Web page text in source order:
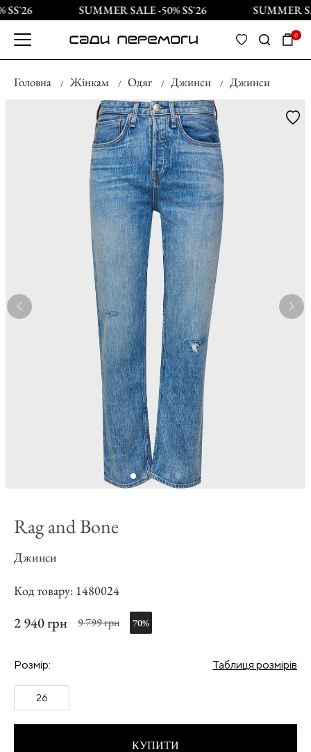
SUMMER SALE -50% SS`26 SUMMER
0
Головна Жінкам Одяг Джинси Джинси
Rag and Bone
Джинси
Код товару: 1480024
2 940 грн 9 799 грн 70%
Розмір: Таблиця розмірів
26
КУПИТИ